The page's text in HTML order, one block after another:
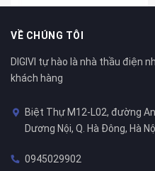
VỀ CHÚNG TÔI
DIGIVI tự hào là nhà thầu điện
khách hàng
Biệt Thự M12-L02, đường
Dương Nội, Q. Hà Đông, Hà
0945029902